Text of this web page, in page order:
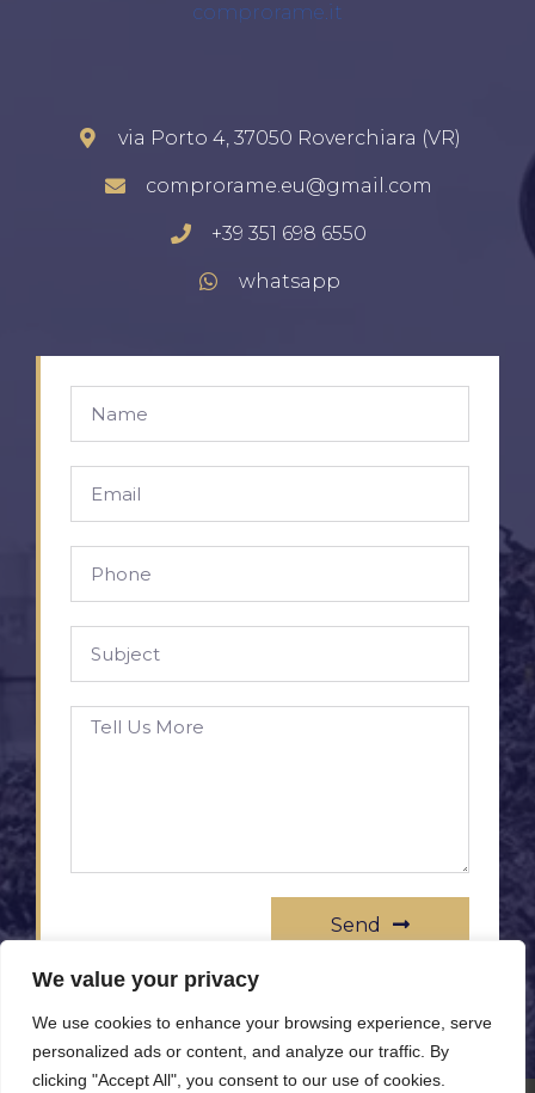
We value your privacy
We use cookies to enhance your browsing experience, serve
personalized ads or content, and analyze our traffic. By
clicking "Accept All", you consent to our use of cookies.
comprorame.it
via Porto 4, 37050 Roverchiara (VR)
comprorame.eu@gmail.com
+39 351 698 6550
whatsapp
Send